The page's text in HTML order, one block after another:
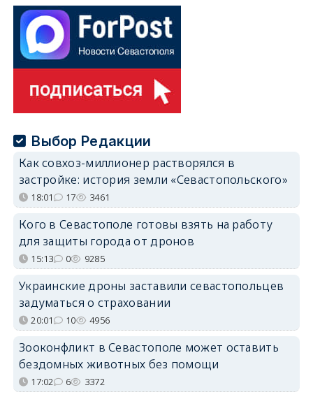
Выбор Редакции
Как совхоз-миллионер растворялся в
застройке: история земли «Севастопольского»
18:01 17 3461
Кого в Севастополе готовы взять на работу
для защиты города от дронов
15:13 0 9285
Украинские дроны заставили севастопольцев
задуматься о страховании
20:01 10 4956
Зооконфликт в Севастополе может оставить
бездомных животных без помощи
17:02 6 3372